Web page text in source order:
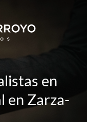
en
en Zarza-